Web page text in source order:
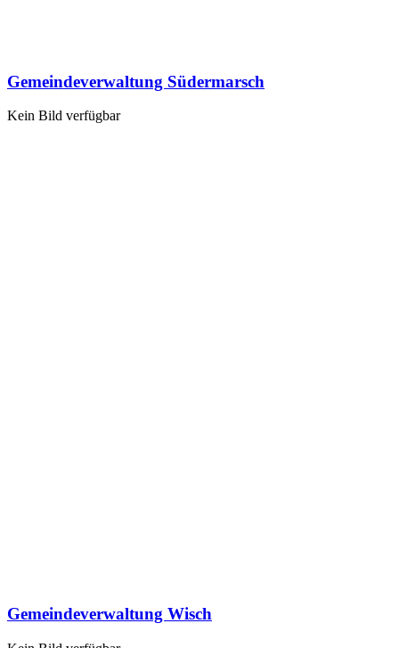
Gemeindeverwaltung Südermarsch
Kein Bild verfügbar
Gemeindeverwaltung Wisch